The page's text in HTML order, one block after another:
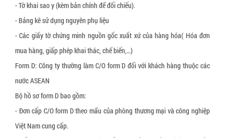
- Tờ khai sao y (kèm bản chính để đối chiếu).
- Bảng kê sử dụng nguyên phụ liệu
- Các giấy tờ chứng minh nguồn gốc xuất xứ của hàng hóa( Hóa đơn
mua hàng, giấp phép khai thác, chế biến,…)
Form D: Công ty thường làm C/O form D đối với khách hàng thuộc các
nước ASEAN
Bộ hồ sơ form D bao gồm:
- Đơn cấp C/O form D theo mẩu của phòng thương mại và công nghiệp
Việt Nam cung cấp.